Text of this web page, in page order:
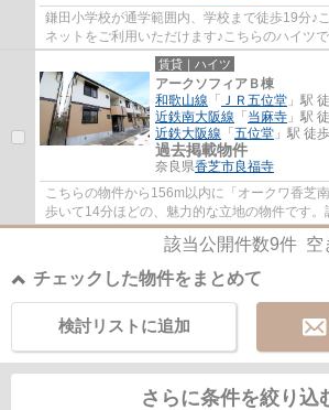
鎌田小学校が通学範囲内、学校まで徒歩19分♪
ネットをご利用いただけます♪こちらのハイツ
飼うことができます♪葛城市や近鉄南大阪線当...
賃貸｜ハイツ
アークソフィアＢ棟
和歌山線 「 ＪＲ五位堂 」駅
近鉄南大阪線 「 当麻寺 」駅
近鉄大阪線 「 五位堂 」駅 徒
過去掲載物件
奈良県香芝市良福寺
こちらの物件から156m以内に「オークワ香芝
歩いて14分ほどの、魅力的な立地の物件です
早い通信速度でパソコンが使用できます。お...
該当公開件数9件 空
チェックした物件をまとめて
検討リストに追加
さらに条件を絞り込